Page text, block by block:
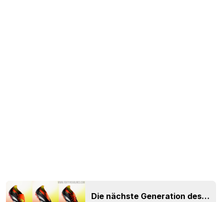
Die nächste Generation des Adidas Predator 24 "Solar Energy" Packs ist da